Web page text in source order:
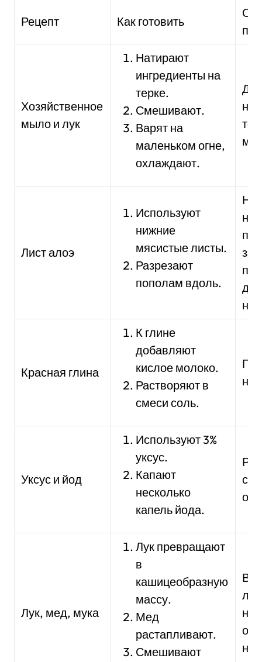
Рецепт Как готовить
Хозяйственное
мыло и лук
Натирают
ингредиенты на
терке.
Смешивают.
Варят на
маленьком огне,
охлаждают.
на
Лист алоэ
Используют
нижние
мясистые листы.
Разрезают
пополам вдоль.
на
Красная глина
К глине
добавляют
кислое молоко.
Растворяют в
смеси соль.
на
Уксус и йод
Используют 3%
уксус.
Капают
несколько
капель йода.
Лук, мед, мука
Лук превращают
в
кашицеобразную
массу.
Мед
растапливают.
Смешивают
В